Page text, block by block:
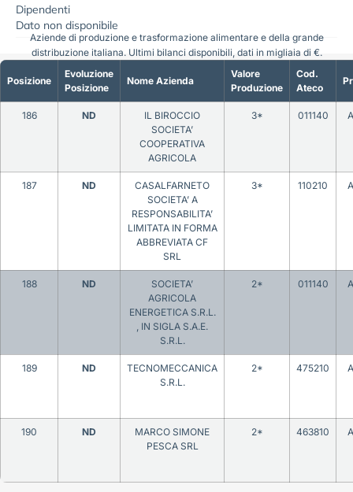
Dipendenti
Dato non disponibile
Posizione
Evoluzione
Posizione
Nome Azienda
Valore
Produzione
Cod.
Ateco
186 ND
IL BIROCCIO
SOCIETA’
COOPERATIVA
AGRICOLA
3* 011140
187 ND
CASALFARNETO
SOCIETA’ A
RESPONSABILITA’
LIMITATA IN FORMA
ABBREVIATA CF
SRL
3* 110210
188 ND
SOCIETA’
AGRICOLA
ENERGETICA S.R.L.
, IN SIGLA S.A.E.
S.R.L.
2* 011140
189 ND
TECNOMECCANICA
S.R.L.
2* 475210
190 ND
MARCO SIMONE
PESCA SRL
2* 463810
Aziende di produzione e trasformazione alimentare e della grande
distribuzione italiana. Ultimi bilanci disponibili, dati in migliaia di €.